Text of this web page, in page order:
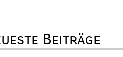
Beiträge